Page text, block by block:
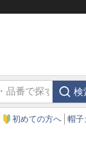
検
初めての方へ 帽子